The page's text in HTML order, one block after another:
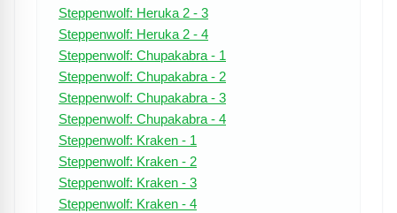
Steppenwolf: Heruka 2 - 3
Steppenwolf: Heruka 2 - 4
Steppenwolf: Chupakabra - 1
Steppenwolf: Chupakabra - 2
Steppenwolf: Chupakabra - 3
Steppenwolf: Chupakabra - 4
Steppenwolf: Kraken - 1
Steppenwolf: Kraken - 2
Steppenwolf: Kraken - 3
Steppenwolf: Kraken - 4